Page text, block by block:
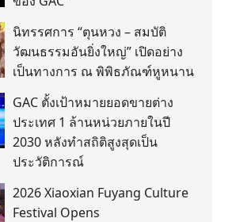
นิทรรศการ “ตุนหวง – สมบัติ
วัฒนธรรมอันยิ่งใหญ่” เปิดอย่าง
เป็นทางการ ณ พิพิธภัณฑ์หูหนาน
GAC ตั้งเป้าหมายยอดขายต่าง
ประเทศ 1 ล้านหน่วยภายในปี
2030 หลังทำสถิติสูงสุดเป็น
ประวัติการณ์
2026 Xiaoxian Fuyang Culture
Festival Opens